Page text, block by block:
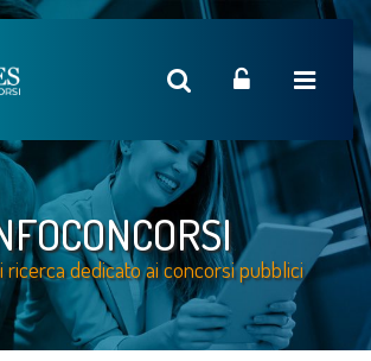
dedicato ai concorsi pubblici